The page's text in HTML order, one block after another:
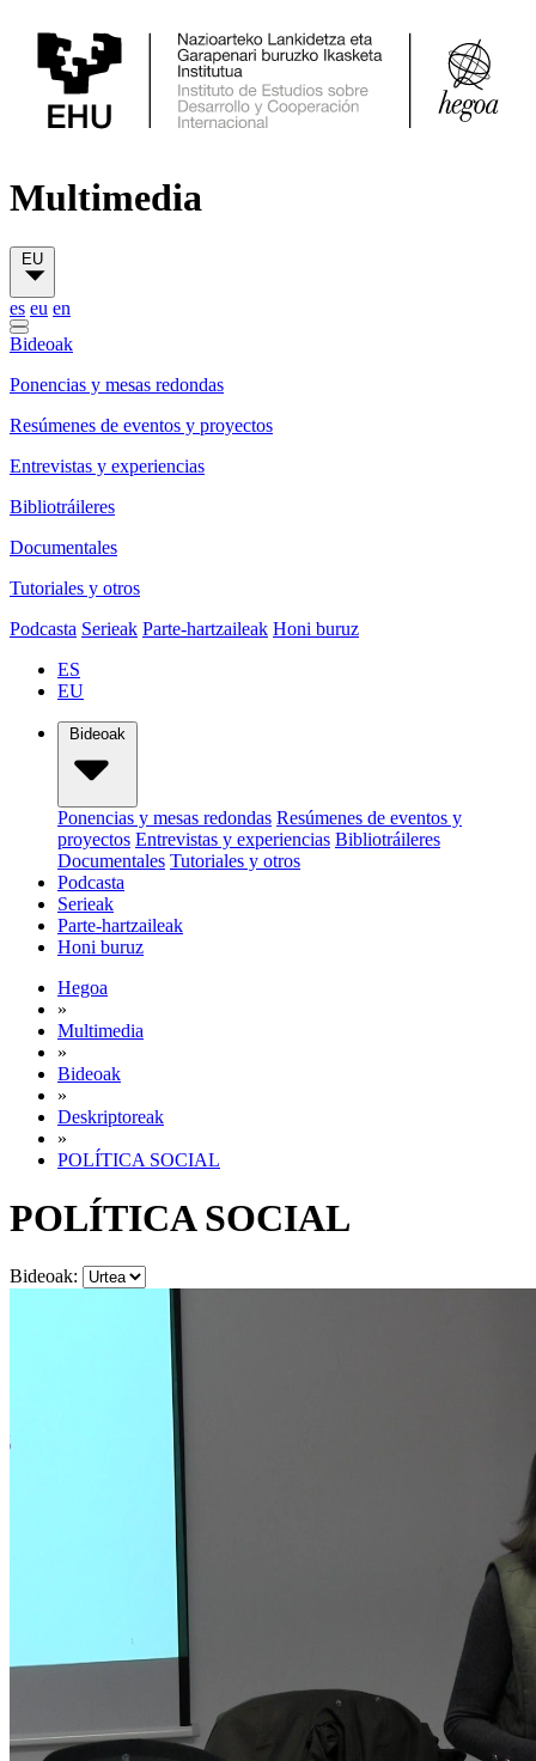
Multimedia
EU
es eu en
Bideoak
Ponencias y mesas redondas
Resúmenes de eventos y proyectos
Entrevistas y experiencias
Bibliotráileres
Documentales
Tutoriales y otros
Podcasta Serieak Parte-hartzaileak Honi buruz
ES
EU
Bideoak
Ponencias y mesas redondas Resúmenes de eventos y
proyectos Entrevistas y experiencias Bibliotráileres
Documentales Tutoriales y otros
Podcasta
Serieak
Parte-hartzaileak
Honi buruz
Hegoa
»
Multimedia
»
Bideoak
»
Deskriptoreak
»
POLÍTICA SOCIAL
POLÍTICA SOCIAL
Bideoak: